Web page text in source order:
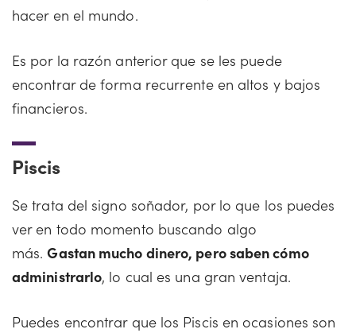
hacer en el mundo.
Es por la razón anterior que se les puede
encontrar de forma recurrente en altos y bajos
financieros.
Piscis
Se trata del signo soñador, por lo que los puedes
ver en todo momento buscando algo
más.Gastan mucho dinero, pero saben cómo
administrarlo, lo cual es una gran ventaja.
Puedes encontrar que los Piscis en ocasiones son